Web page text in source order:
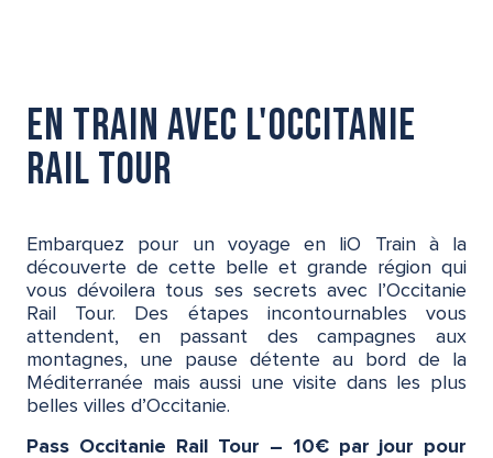
en train avec l'occitanie
rail tour
Embarquez pour un voyage en liO Train à la
découverte de cette belle et grande région qui
vous dévoilera tous ses secrets avec l’Occitanie
Rail Tour. Des étapes incontournables vous
attendent, en passant des campagnes aux
montagnes, une pause détente au bord de la
Méditerranée mais aussi une visite dans les plus
belles villes d’Occitanie.
Pass Occitanie Rail Tour – 10€ par jour pour